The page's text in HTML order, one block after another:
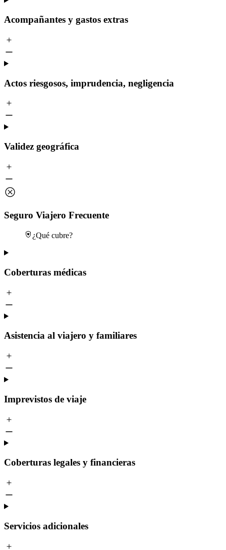
Acompañantes y gastos extras
Actos riesgosos, imprudencia, negligencia
Validez geográfica
Seguro Viajero Frecuente
¿Qué cubre?
Coberturas médicas
Asistencia al viajero y familiares
Imprevistos de viaje
Coberturas legales y financieras
Servicios adicionales